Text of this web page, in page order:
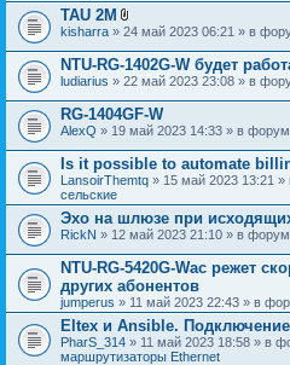
TAU 2M
В
о
ж
е
н
и
я
kisharra » 24 май 2023 06:21 » в
NTU-RG-1402G-W будет
ludiarius » 22 май 2023 23:08 » в
RG-1404GF-W
AlexQ » 19 май 2023 14:33 » в
Is it possible to automate
LansoirThemtq » 15 май 2023 13:21
сельские
Эхо на шлюзе при
RickN » 12 май 2023 21:10 » в
NTU-RG-5420G-Wac режет
других абонентов
jumperus » 11 май 2023 22:43 » в
Eltex и Ansible.
PharS_314 » 11 май 2023 18:58 » в
маршрутизаторы Ethernet